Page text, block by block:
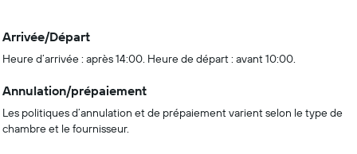
Arrivée/Départ
Heure d’arrivée : après 14:00. Heure de départ : avant 10:00.
Annulation/prépaiement
Les politiques d’annulation et de prépaiement varient selon le type de
chambre et le fournisseur.